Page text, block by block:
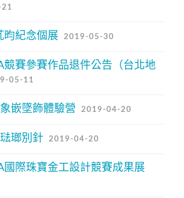
昀紀念個展 2019-05-30
競賽參賽作品退件公告（台北地
05-11
嵌墜飾體驗營 2019-04-20
瑯別針 2019-04-20
國際珠寶金工設計競賽成果展